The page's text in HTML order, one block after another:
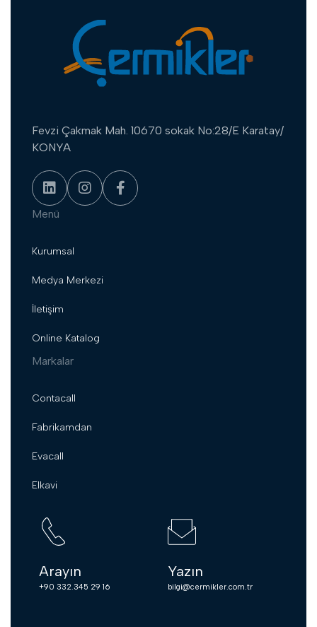
Fevzi Çakmak Mah. 10670 sokak No:28/E Karatay/
KONYA
Menü
Kurumsal
Medya Merkezi
İletişim
Online Katalog
Markalar
Contacall
Fabrikamdan
Evacall
Elkavi
Arayın
+90 332.345 29 16
Yazın
bilgi@cermikler.com.tr